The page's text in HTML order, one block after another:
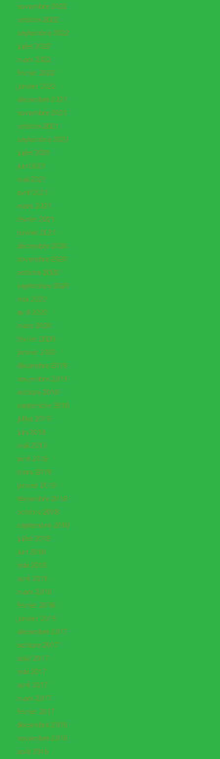
novembre 2022
octobre 2022
septembre 2022
juillet 2022
mars 2022
février 2022
janvier 2022
décembre 2021
novembre 2021
octobre 2021
septembre 2021
juillet 2021
juin 2021
mai 2021
avril 2021
mars 2021
février 2021
janvier 2021
décembre 2020
novembre 2020
octobre 2020
septembre 2020
mai 2020
avril 2020
mars 2020
février 2020
janvier 2020
décembre 2019
novembre 2019
octobre 2019
septembre 2019
juillet 2019
juin 2019
mai 2019
avril 2019
mars 2019
janvier 2019
décembre 2018
octobre 2018
septembre 2018
juillet 2018
juin 2018
mai 2018
avril 2018
mars 2018
février 2018
janvier 2018
décembre 2017
octobre 2017
août 2017
mai 2017
avril 2017
mars 2017
février 2017
décembre 2016
novembre 2016
août 2016